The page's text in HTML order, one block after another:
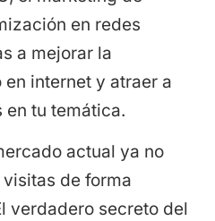
en redes
a mejorar la
internet y atraer a
en tu temática.
actual ya no
de forma
verdadero secreto del